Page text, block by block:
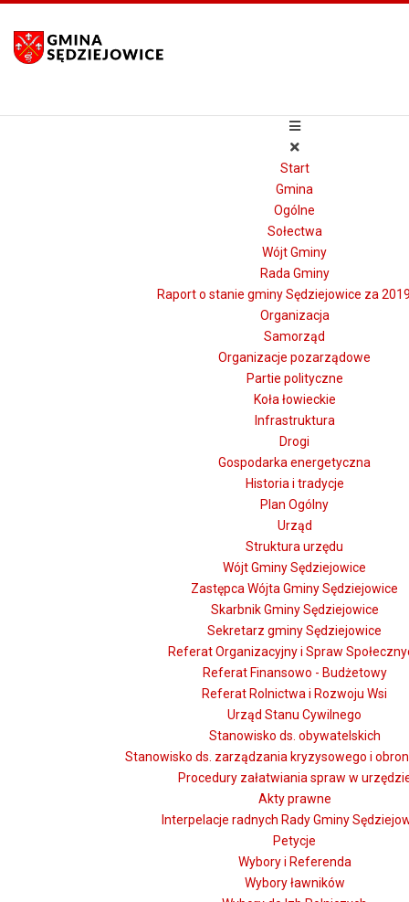
Start
Gmina
Ogólne
Sołectwa
Wójt Gminy
Rada Gminy
Raport o stanie gminy Sędziejowice za
Organizacja
Samorząd
Organizacje pozarządowe
Partie polityczne
Koła łowieckie
Infrastruktura
Drogi
Gospodarka energetyczna
Historia i tradycje
Plan Ogólny
Urząd
Struktura urzędu
Wójt Gminy Sędziejowice
Zastępca Wójta Gminy Sędziejowice
Skarbnik Gminy Sędziejowice
Sekretarz gminy Sędziejowice
Referat Organizacyjny i Spraw
Referat Finansowo - Budżetowy
Referat Rolnictwa i Rozwoju Wsi
Urząd Stanu Cywilnego
Stanowisko ds. obywatelskich
Stanowisko ds. zarządzania kryzysowego i
Procedury załatwiania spraw w
Akty prawne
Interpelacje radnych Rady Gminy
Petycje
Wybory i Referenda
Wybory ławników